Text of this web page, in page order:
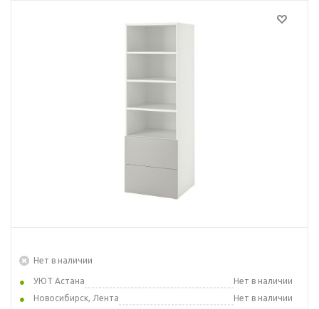
Нет в наличии
УЮТ Астана
Нет в наличии
Новосибирск, Лента
Нет в наличии